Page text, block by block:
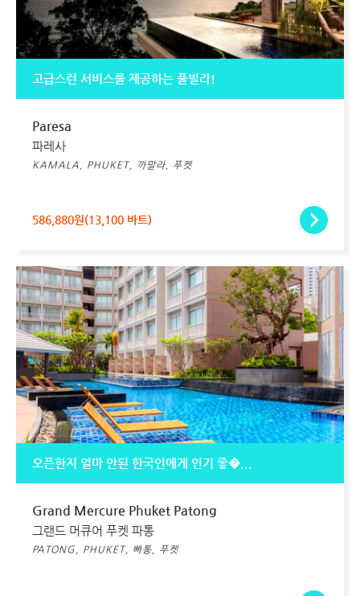
고급스런 서비스를 제공하는 풀빌라!
Paresa
파레사
KAMALA, PHUKET, 까말라, 푸켓
586,880원(13,100 바트)
오픈한지 얼마 안된 한국인에게 인기 좋�...
Grand Mercure Phuket Patong
그랜드 머큐어 푸켓 파통
PATONG, PHUKET, 빠통, 푸켓